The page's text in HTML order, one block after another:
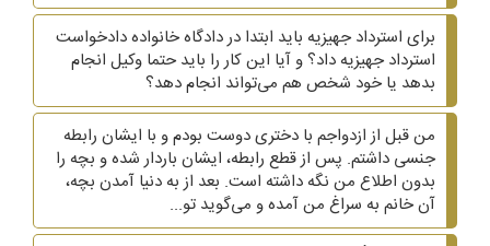
برای استرداد جهیزیه باید ابتدا در دادگاه خانواده دادخواست
استرداد جهیزیه داد؟ و آیا این کار را باید حتما وکیل انجام
بدهد یا خود شخص هم می‌تواند انجام دهد؟
من قبل از ازدواجم با دختری دوست بودم و با ایشان رابطه
جنسی داشتم. پس از قطع رابطه، ایشان باردار شده و بچه را
بدون اطلاع من نگه داشته است. بعد از به دنیا آمدن بچه،
آن خانم به سراغ من آمده و می‌گوید تو...